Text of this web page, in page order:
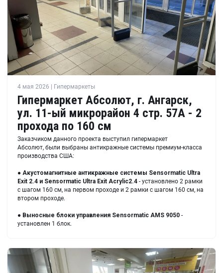
4 мая 2026 | Гипермаркеты
Гипермаркет Абсолют, г. Ангарск,
ул. 11-ый микрорайон 4 стр. 57А - 2
прохода по 160 см
Заказчиком данного проекта выступил гипермаркет
Абсолют, были выбраны антикражные системы премиум-класса
производства США:
● Акустомагнитные антикражные системы Sensormatic Ultra
Exit 2.4 и Sensormatic Ultra Exit Acrylic2.4 - установлено 2 рамки
с шагом 160 см, на первом проходе и 2 рамки с шагом 160 см, на
втором проходе.
● Выносные блоки управления Sensormatic AMS 9050 -
установлен 1 блок.